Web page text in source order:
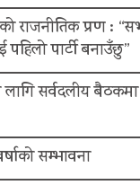
राजनीतिक प्रण :
पार्टी बनाउँछु”
सर्वदलीय बैठकमा
सम्भावना